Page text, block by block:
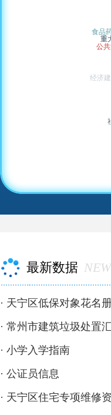
最新数据 NEW
· 天宁区低保对象花名
· 常州市建筑垃圾处置
· 小学入学指南
· 公证员信息
· 天宁区住宅专项维修